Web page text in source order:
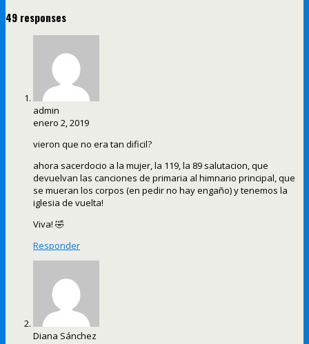
49 responses
admin
enero 2, 2019
vieron que no era tan dificil?
ahora sacerdocio a la mujer, la 119, la 89 salutacion, que
devuelvan las canciones de primaria al himnario principal, que
se mueran los corpos (en pedir no hay engaño) y tenemos la
iglesia de vuelta!
Viva! 🤣
Responder
Diana Sánchez